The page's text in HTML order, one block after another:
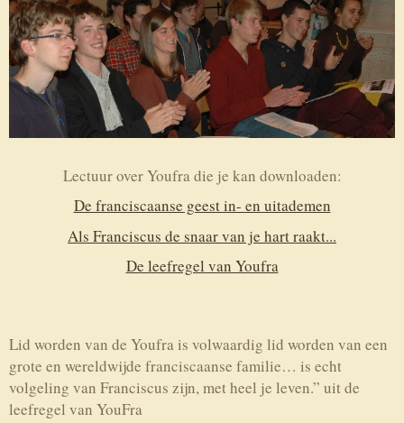
Lectuur over Youfra die je kan downloaden:
De franciscaanse geest in- en uitademen
Als Franciscus de snaar van je hart raakt...
De leefregel van Youfra
Lid worden van de Youfra is volwaardig lid worden van een
grote en wereldwijde franciscaanse familie… is echt
volgeling van Franciscus zijn, met heel je leven.” uit de
leefregel van YouFra